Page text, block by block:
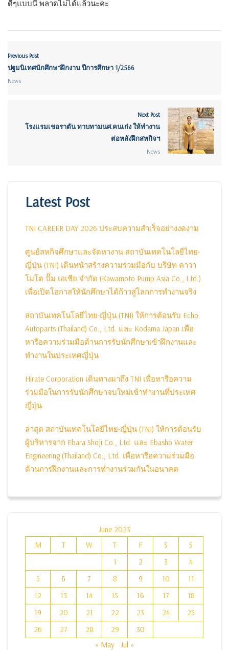
ดีๆแบบนี้ พลาดไม่ได้แล้วนะคะ
Previous Post
ปฐมนิเทศนักศึกษาฝึกงาน ปีการศึกษา 1/2566
News
Next Post
โรงแรมเชอราตัน ทาบทามนศ.คนเก่ง ให้ทำงาน
ต่อหลังฝึกสหกิจฯ
News
Latest Post
TNI CAREER DAY 2026 ประสบความสำเร็จอย่างงดงาม
ศูนย์สหกิจศึกษาและจัดหางาน สถาบันเทคโนโลยีไทย-
ญี่ปุ่น (TNI) เดินหน้าสร้างความร่วมมือกับ บริษัท คาวา
โมโต ปั๊ม เอเชีย จำกัด (Kawamoto Pump Asia Co., Ltd.)
เพื่อเปิดโอกาสให้นักศึกษาได้ก้าวสู่โลกการทำงานจริง
สถาบันเทคโนโลยีไทย-ญี่ปุ่น (TNI) ให้การต้อนรับ Echo
Autoparts (Thailand) Co., Ltd. และ Kodama Japan เพื่อ
หารือความร่วมมือด้านการรับนักศึกษาเข้าฝึกงานและ
ทำงานในประเทศญี่ปุ่น
Hirate Corporation เดินทางมาถึง TNI เพื่อหารือความ
ร่วมมือในการรับนักศึกษาจบใหม่เข้าทำงานที่ประเทศ
ญี่ปุ่น
ล่าสุด สถาบันเทคโนโลยีไทย-ญี่ปุ่น (TNI) ให้การต้อนรับ
ผู้บริหารจาก Ebara Shoji Co., Ltd. และ Ebasho Water
Engineering (Thailand) Co., Ltd. เพื่อหารือความร่วมมือ
ด้านการฝึกงานและการทำงานร่วมกันในอนาคต
June 2023
M
T W T F S
S
1
2 3
4
5
6 7 8 9 10
11
12
13 14 15 16 17
18
19
20 21 22 23 24
25
26
27 28 29
30
« May
Jul »